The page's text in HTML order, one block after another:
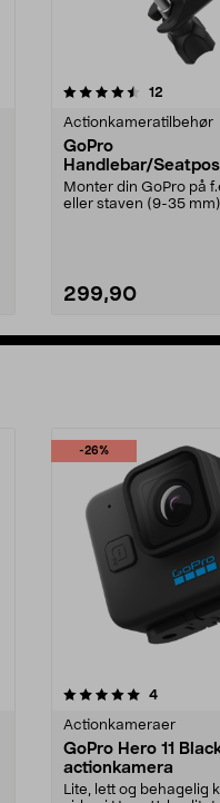
12
Actionkameratilbehør
GoPro
Handlebar/
Mount, rør/
Monter din GoPro på
eller staven (9-35
299,90
4.5 av 5
-26%
4
Actionkameraer
GoPro Hero 11
actionkamera
Lite, lett og behagelig